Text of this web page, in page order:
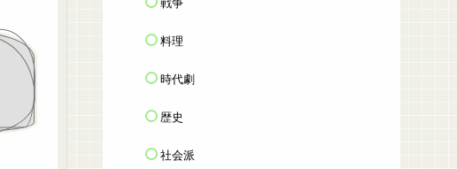
戦争
料理
時代劇
歴史
社会派